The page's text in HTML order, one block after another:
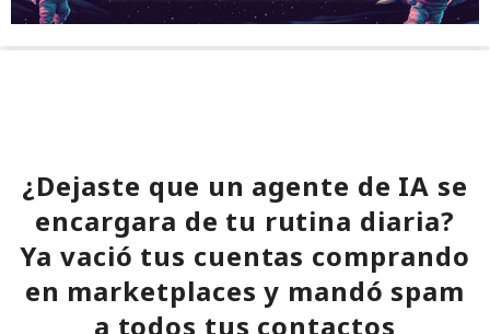
¿Dejaste que un agente de IA se
encargara de tu rutina diaria?
Ya vació tus cuentas comprando
en marketplaces y mandó spam
a todos tus contactos